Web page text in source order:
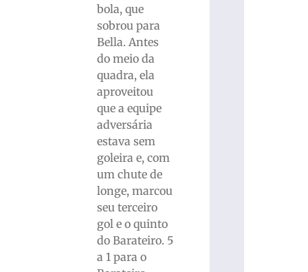
bola, que
sobrou para
Bella. Antes
do meio da
quadra, ela
aproveitou
que a equipe
adversária
estava sem
goleira e, com
um chute de
longe, marcou
seu terceiro
gol e o quinto
do Barateiro. 5
a 1 para o